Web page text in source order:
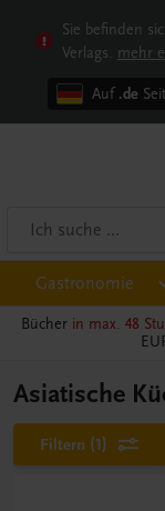
Sie befinden
Verlags. mehr
Auf .de
Gastronomie
Bücher in max. 48
Asiatische
Filtern (1)